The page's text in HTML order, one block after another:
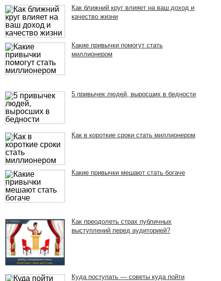
Как ближний круг влияет на ваш доход и
качество жизни
Какие привычки помогут стать
миллионером
5 привычек людей, выросших в бедности
Как в короткие сроки стать миллионером
Какие привычки мешают стать богаче
Как преодолеть страх публичных
выступлений перед аудиторией?
Куда поступать — советы куда пойти